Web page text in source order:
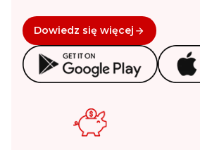
Dowiedz się więcej